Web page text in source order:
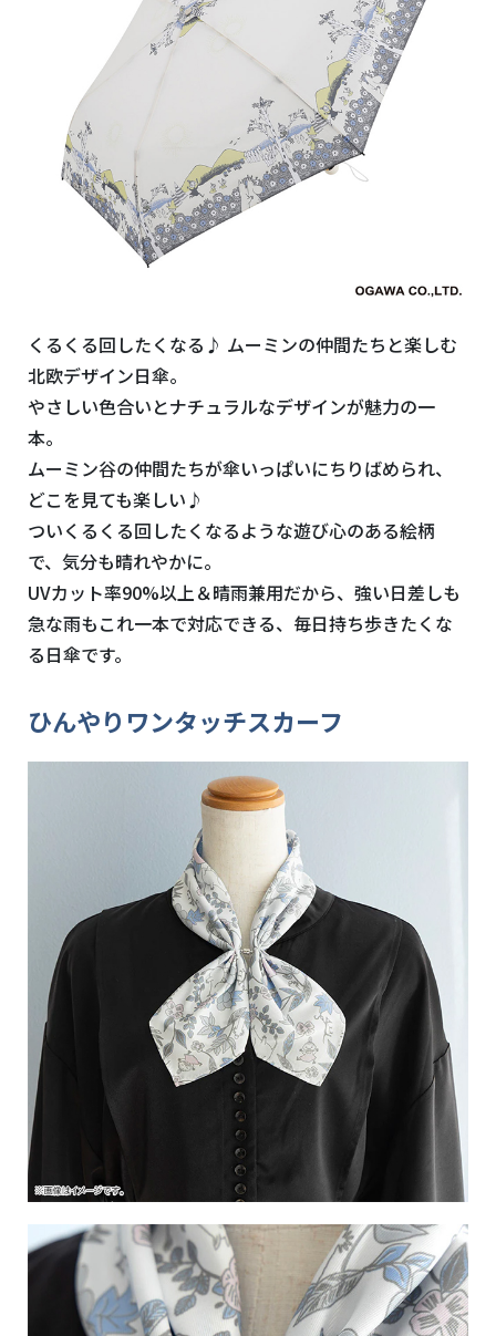
くるくる回したくなる♪ ムーミンの仲間たちと楽しむ
北欧デザイン日傘。
やさしい色合いとナチュラルなデザインが魅力の一
本。
ムーミン谷の仲間たちが傘いっぱいにちりばめられ、
どこを見ても楽しい♪
ついくるくる回したくなるような遊び心のある絵柄
で、気分も晴れやかに。
UVカット率90%以上＆晴雨兼用だから、強い日差しも
急な雨もこれ一本で対応できる、毎日持ち歩きたくな
る日傘です。
ひんやりワンタッチスカーフ